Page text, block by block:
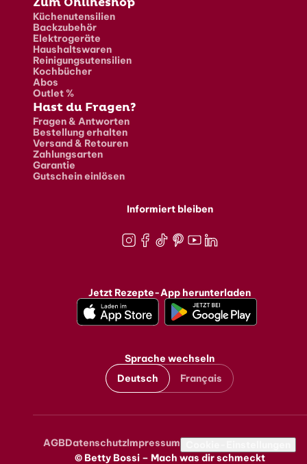
Küchenutensilien
Backzubehör
Elektrogeräte
Haushaltswaren
Reinigungsutensilien
Kochbücher
Abos
Outlet %
Hast du Fragen?
Fragen & Antworten
Bestellung erhalten
Versand & Retouren
Zahlungsarten
Garantie
Gutschein einlösen
Informiert bleiben
Jetzt Rezepte-App herunterladen
Sprache wechseln
Deutsch
Français
Metanavigation
AGBDatenschutzImpressum
© Betty Bossi – Mach was dir schmeckt